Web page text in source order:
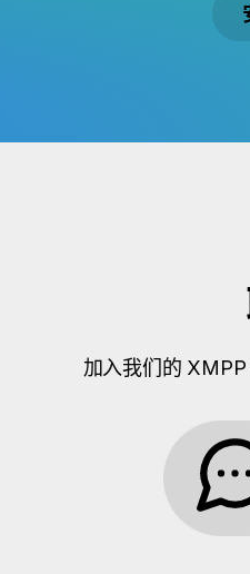
加入我们的 XMPP